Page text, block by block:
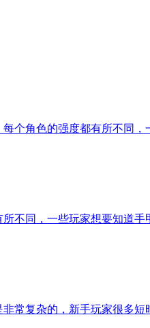
个角色的强度都有所不同
不同，一些玩家想要知道
常复杂的，新手玩家很多